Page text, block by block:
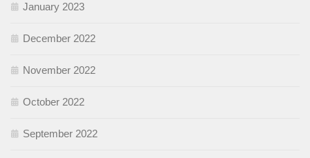
January 2023
December 2022
November 2022
October 2022
September 2022